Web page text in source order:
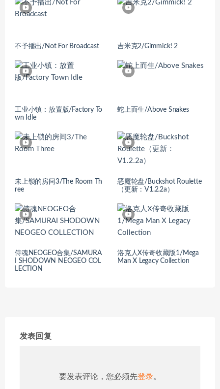
不予播出/Not For Broadcast 吉米克2/Gimmick! 2
工业小镇：放置版/Factory To
wn Idle
蛇上而生/Above Snakes
未上锁的房间3/The Room Th
ree
恶魔轮盘/Buckshot Roulette
（更新：V1.2.2a）
侍魂NEOGEO合集/SAMURA
I SHODOWN NEOGEO COL
LECTION
洛克人X传奇收藏版1/Mega
Man X Legacy Collection
发表回复
要发表评论，您必须先登录。